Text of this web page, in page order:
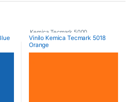
Kemica Tecmark 5000
Poliméricos
Vinilo Kemica Tecmark 5018
Orange